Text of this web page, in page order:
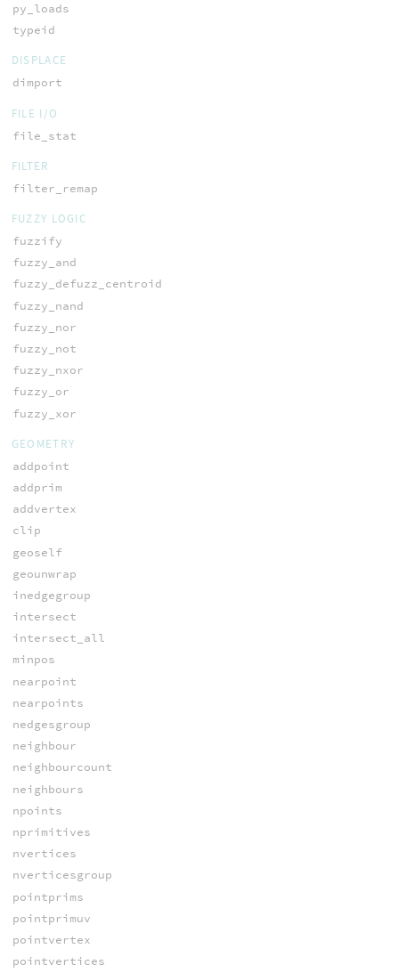
py_loads
typeid
DISPLACE
dimport
FILE I/O
file_stat
FILTER
filter_remap
FUZZY LOGIC
fuzzify
fuzzy_and
fuzzy_defuzz_centroid
fuzzy_nand
fuzzy_nor
fuzzy_not
fuzzy_nxor
fuzzy_or
fuzzy_xor
GEOMETRY
addpoint
addprim
addvertex
clip
geoself
geounwrap
inedgegroup
intersect
intersect_all
minpos
nearpoint
nearpoints
nedgesgroup
neighbour
neighbourcount
neighbours
npoints
nprimitives
nvertices
nverticesgroup
pointprims
pointprimuv
pointvertex
pointvertices